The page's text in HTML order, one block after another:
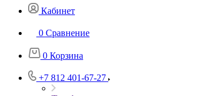
Кабинет
0 Сравнение
0 Корзина
+7 812 401-67-27